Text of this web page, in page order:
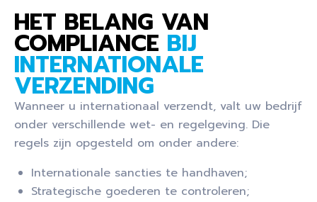
HET BELANG VAN
COMPLIANCE BIJ
INTERNATIONALE
VERZENDING
Wanneer u internationaal verzendt, valt uw bedrijf
onder verschillende wet- en regelgeving. Die
regels zijn opgesteld om onder andere:
Internationale sancties te handhaven;
Strategische goederen te controleren;